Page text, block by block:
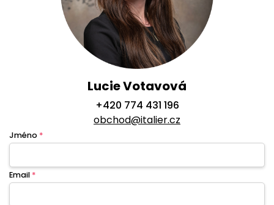
Lucie Votavová
+420 774 431 196
obchod@italier.cz
Jméno *
Email *